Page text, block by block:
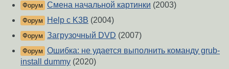
Форум Смена начальной картинки (2003)
Форум Help с K3B (2004)
Форум Загрузочный DVD (2007)
Форум Ошибка: не удается выполнить команду grub-
install dummy (2020)